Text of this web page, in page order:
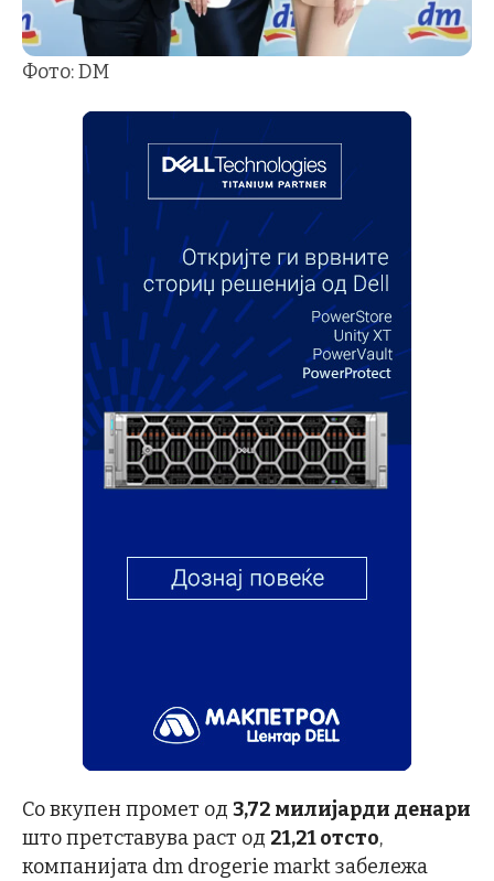
Фото: DM
Со вкупен промет од 3,72 милијарди денари
што претставува раст од 21,21 отсто,
компанијата dm drogerie markt забележа